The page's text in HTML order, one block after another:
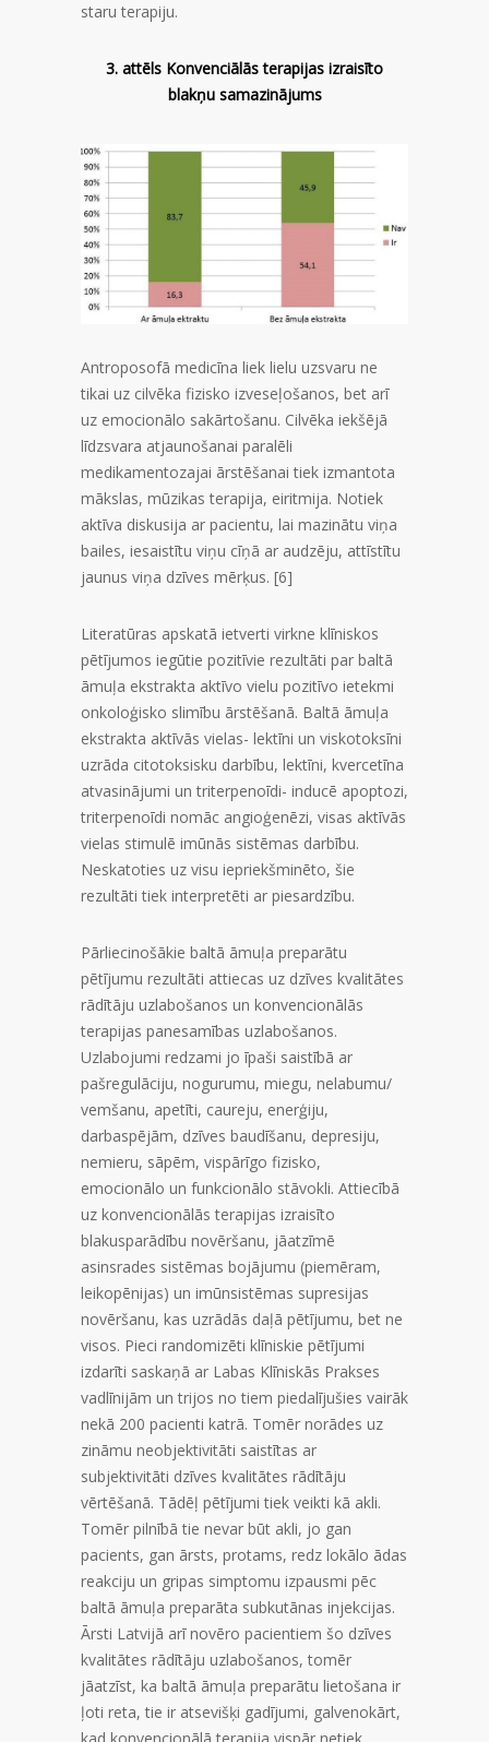
staru terapiju.
3. attēls Konvenciālās terapijas izraisīto
blakņu samazinājums
Antroposofā medicīna liek lielu uzsvaru ne
tikai uz cilvēka fizisko izveseļošanos, bet arī
uz emocionālo sakārtošanu. Cilvēka iekšējā
līdzsvara atjaunošanai paralēli
medikamentozajai ārstēšanai tiek izmantota
mākslas, mūzikas terapija, eiritmija. Notiek
aktīva diskusija ar pacientu, lai mazinātu viņa
bailes, iesaistītu viņu cīņā ar audzēju, attīstītu
jaunus viņa dzīves mērķus. [6]
Literatūras apskatā ietverti virkne klīniskos
pētījumos iegūtie pozitīvie rezultāti par baltā
āmuļa ekstrakta aktīvo vielu pozitīvo ietekmi
onkoloģisko slimību ārstēšanā. Baltā āmuļa
ekstrakta aktīvās vielas- lektīni un viskotoksīni
uzrāda citotoksisku darbību, lektīni, kvercetīna
atvasinājumi un triterpenoīdi- inducē apoptozi,
triterpenoīdi nomāc angioģenēzi, visas aktīvās
vielas stimulē imūnās sistēmas darbību.
Neskatoties uz visu iepriekšminēto, šie
rezultāti tiek interpretēti ar piesardzību.
Pārliecinošākie baltā āmuļa preparātu
pētījumu rezultāti attiecas uz dzīves kvalitātes
rādītāju uzlabošanos un konvencionālās
terapijas panesamības uzlabošanos.
Uzlabojumi redzami jo īpaši saistībā ar
pašregulāciju, nogurumu, miegu, nelabumu/
vemšanu, apetīti, caureju, enerģiju,
darbaspējām, dzīves baudīšanu, depresiju,
nemieru, sāpēm, vispārīgo fizisko,
emocionālo un funkcionālo stāvokli. Attiecībā
uz konvencionālās terapijas izraisīto
blakusparādību novēršanu, jāatzīmē
asinsrades sistēmas bojājumu (piemēram,
leikopēnijas) un imūnsistēmas supresijas
novēršanu, kas uzrādās daļā pētījumu, bet ne
visos. Pieci randomizēti klīniskie pētījumi
izdarīti saskaņā ar Labas Klīniskās Prakses
vadlīnijām un trijos no tiem piedalījušies vairāk
nekā 200 pacienti katrā. Tomēr norādes uz
zināmu neobjektivitāti saistītas ar
subjektivitāti dzīves kvalitātes rādītāju
vērtēšanā. Tādēļ pētījumi tiek veikti kā akli.
Tomēr pilnībā tie nevar būt akli, jo gan
pacients, gan ārsts, protams, redz lokālo ādas
reakciju un gripas simptomu izpausmi pēc
baltā āmuļa preparāta subkutānas injekcijas.
Ārsti Latvijā arī novēro pacientiem šo dzīves
kvalitātes rādītāju uzlabošanos, tomēr
jāatzīst, ka baltā āmuļa preparātu lietošana ir
ļoti reta, tie ir atsevišķi gadījumi, galvenokārt,